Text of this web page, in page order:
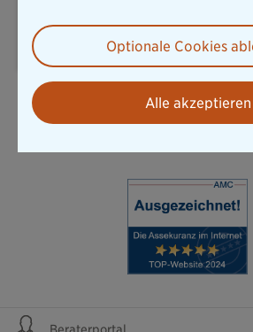
Optionale Cookies
Alle akzeptieren